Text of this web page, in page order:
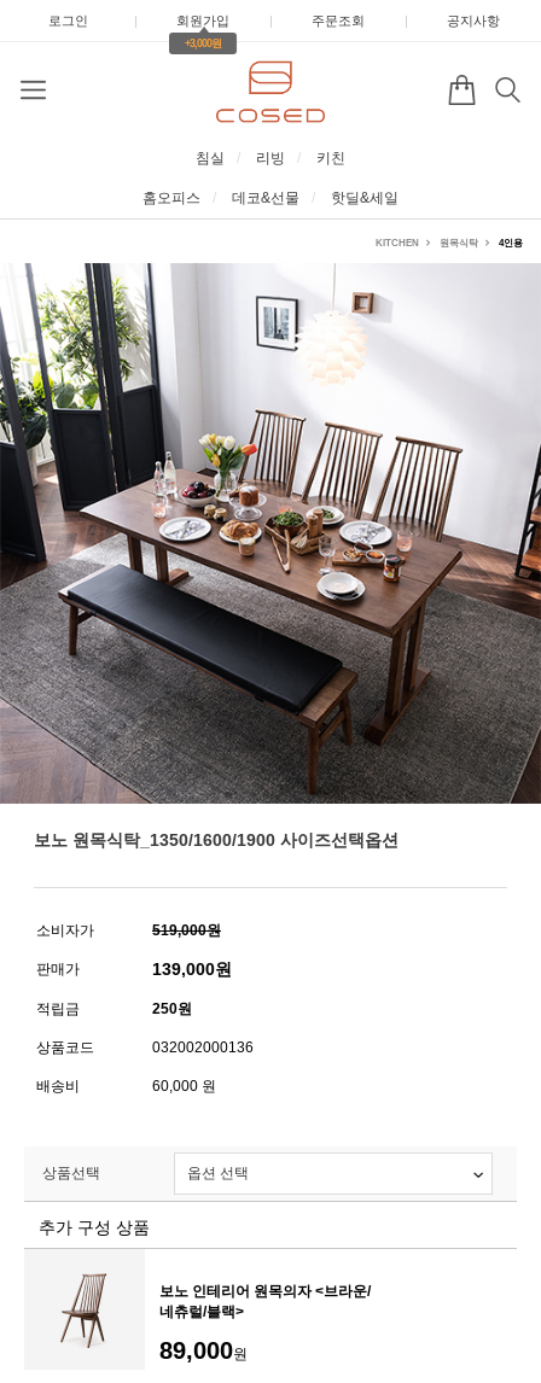
로그인 | 회원가입 |
+3,000원
주문조회 | 공지사항
침실 리빙 키친
홈오피스 데코&선물 핫딜&세일
KITCHEN 원목식탁 4인용
보노 원목식탁_1350/1600/1900 사이즈선택옵션
소비자가 519,000원
판매가 139,000원
적립금 250원
상품코드 032002000136
배송비 60,000 원
상품선택
추가 구성 상품
보노 인테리어 원목의자 <브라운/
네츄럴/블랙>
89,000원